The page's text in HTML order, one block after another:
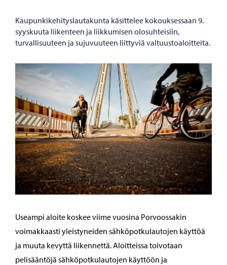
Kaupunkikehityslautakunta käsittelee kokouksessaan 9.
syyskuuta liikenteen ja liikkumisen olosuhteisiin,
turvallisuuteen ja sujuvuuteen liittyviä valtuustoaloitteita.
Useampi aloite koskee viime vuosina Porvoossakin
voimakkaasti yleistyneiden sähköpotkulautojen käyttöä
ja muuta kevyttä liikennettä. Aloitteissa toivotaan
pelisääntöjä sähköpotkulautojen käyttöön ja